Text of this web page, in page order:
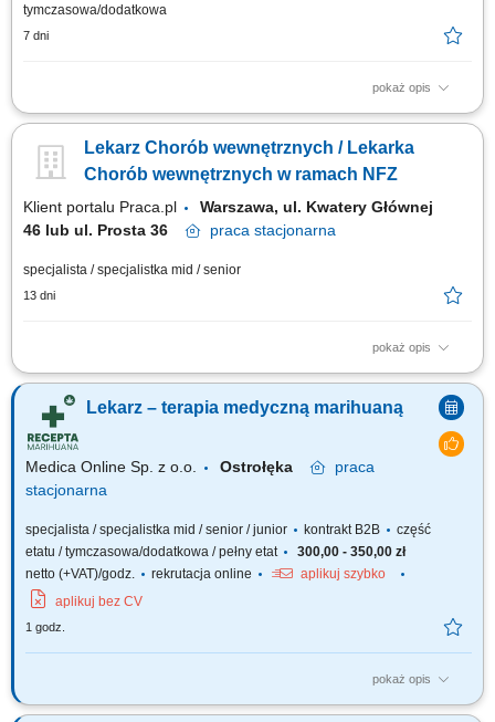
tymczasowa/dodatkowa
7 dni
pokaż opis
Opis stanowiska prowadzenie konsultacji lekarskich zgodnie z aktualną
zdrowotnych pacjentów oraz udzielanie profesjonalnej pomocy
medycznej, prowadzenie elektronicznej dokumentacji medycznej, dbanie
Lekarz Chorób wewnętrznych / Lekarka
Chorób wewnętrznych w ramach NFZ
Klient portalu Praca.pl
Warszawa, ul. Kwatery Głównej
46 lub ul. Prosta 36
praca stacjonarna
specjalista / specjalistka mid / senior
13 dni
pokaż opis
Prowadzenie konsultacji internistycznych w ramach świadczeń
finansowanych przez NFZ. Diagnozowanie oraz planowanie leczenia
pacjentów zgodnie z aktualną wiedzą medyczną. Prowadzenie
elektronicznej dokumentacji medycznej. Przyjmowanie deklaracji wyboru
lekarza POZ. Zapewnianie wysokiej jakości...
Lekarz – terapia medyczną marihuaną
Medica Online Sp. z o.o. Ostrołęka
praca
stacjonarna
specjalista / specjalistka mid / senior / junior kontrakt B2B
część
etatu / tymczasowa/dodatkowa / pełny etat
300,00 - 350,00 zł
netto (+VAT)/godz.
rekrutacja online
aplikuj szybko
aplikuj bez CV
1 godz.
pokaż opis
Zapraszamy do współpracy z naszą firmą specjalizującą się w medycznej